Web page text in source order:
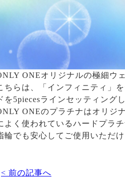
ONEオリジナルの極細ウ
ちらは、「インフィニティ」
を5piecesラインセッティング
ONEのプラチナはオリジ
よく使われているハードプラ
輪でも安心してご使用いただけ
< 前の記事へ